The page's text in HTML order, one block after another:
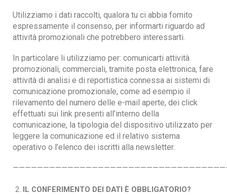
Utilizziamo i dati raccolti, qualora tu ci abbia fornito
espressamente il consenso, per informarti riguardo ad
attività promozionali che potrebbero interessarti.
In particolare li utilizziamo per: comunicarti attività
promozionali, commerciali, tramite posta elettronica, fare
attività di analisi e di reportistica connessa ai sistemi di
comunicazione promozionale, come ad esempio il
rilevamento del numero delle e-mail aperte, dei click
effettuati sui link presenti all’interno della
comunicazione, la tipologia del dispositivo utilizzato per
leggere la comunicazione ed il relativo sistema
operativo o l’elenco dei iscritti alla newsletter.
IL CONFERIMENTO DEI DATI È OBBLIGATORIO?